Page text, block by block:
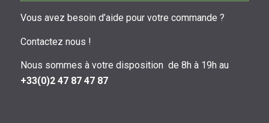
Vous avez besoin d’aide pour votre commande ?
Contactez nous !
Nous sommes à votre disposition de 8h à 19h au
+33(0)2 47 87 47 87